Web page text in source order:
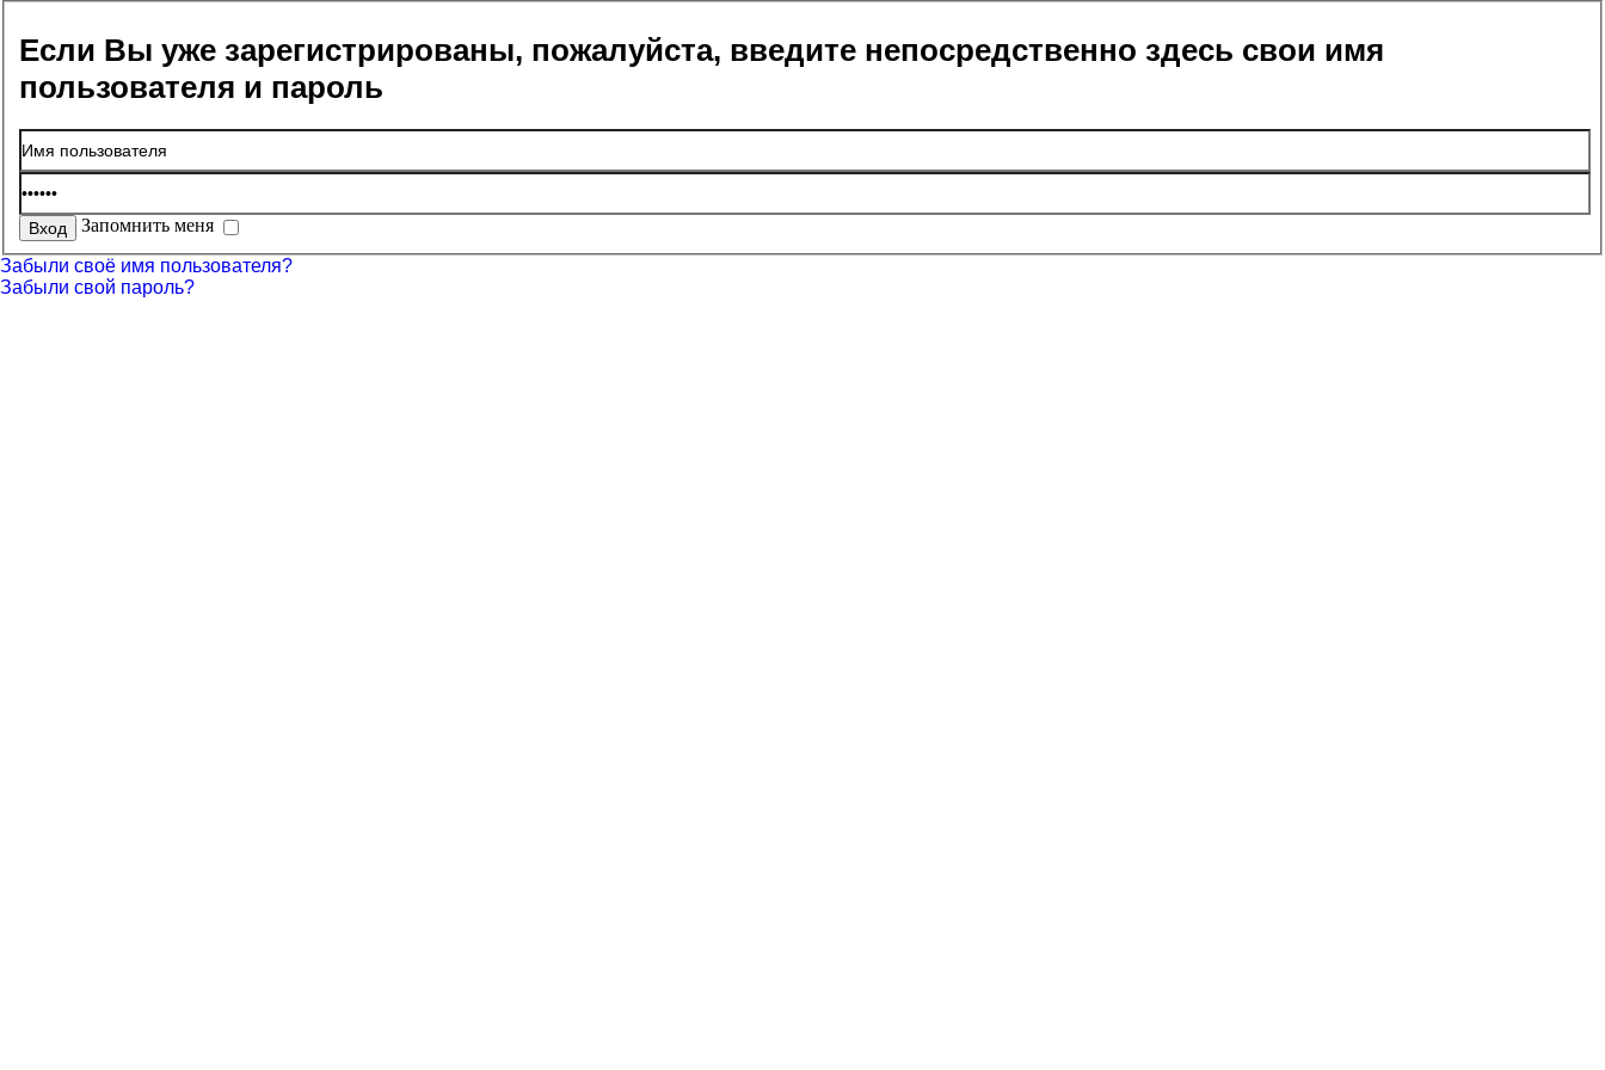
Если Вы уже зарегистрированы, пожалуйста, введите непосредственно здесь свои имя
пользователя и пароль
Запомнить меня
Забыли своё имя пользователя?
Забыли свой пароль?